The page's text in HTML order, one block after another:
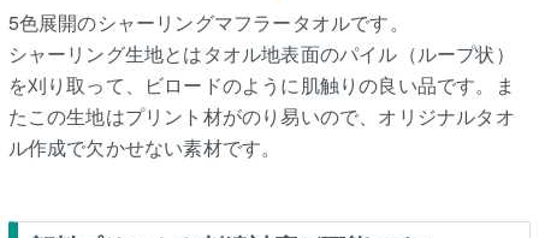
5色展開のシャーリングマフラータオルです。
シャーリング生地とはタオル地表面のパイル（ループ状）
を刈り取って、ビロードのように肌触りの良い品です。ま
たこの生地はプリント材がのり易いので、オリジナルタオ
ル作成で欠かせない素材です。